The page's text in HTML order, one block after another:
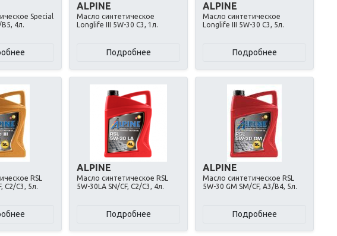
Special
B5, 4л.
ALPINE
Масло синтетическое
Longlife III 5W-30 C3, 1л.
Подробнее
ALPINE
Масло синтетическое
Longlife III 5W-30 C3, 5л.
Подробнее
RSL
C2/C3, 5л.
ALPINE
Масло синтетическое RSL
5W-30LA SN/CF, C2/C3, 4л.
Подробнее
ALPINE
Масло синтетическое RSL
5W-30 GM SM/CF, A3/B4, 5л.
Подробнее